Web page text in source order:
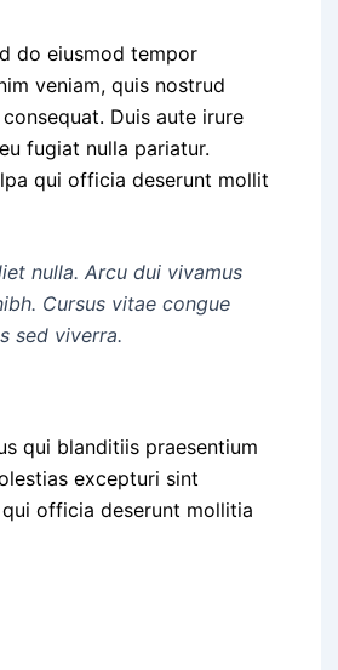
do eiusmod tempor
veniam, quis nostrud
Duis aute irure
fugiat nulla pariatur.
qui officia deserunt mollit
nulla. Arcu dui vivamus
Cursus vitae congue
sed viverra.
qui blanditiis praesentium
excepturi sint
officia deserunt mollitia